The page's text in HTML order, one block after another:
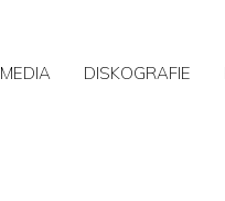
MEDIA DISKOGRAFIE